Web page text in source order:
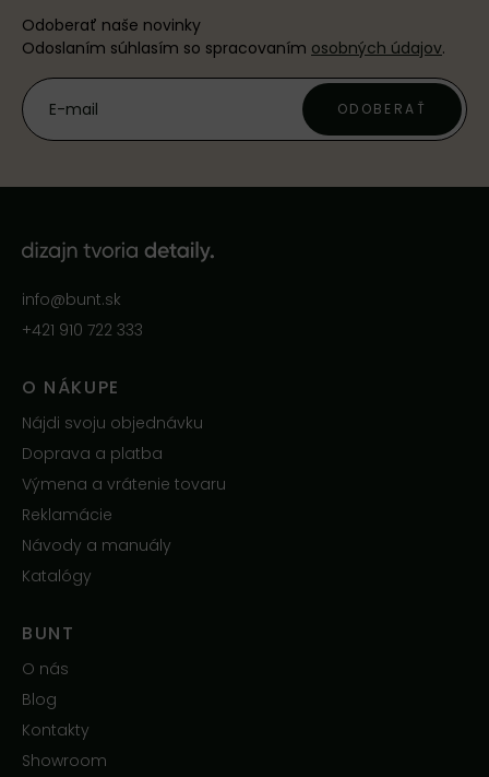
Odoberať naše novinky
Odoslaním súhlasím so spracovaním osobných údajov.
ODOBERAŤ
info@bunt.sk
+421 910 722 333
O NÁKUPE
Nájdi svoju objednávku
Doprava a platba
Výmena a vrátenie tovaru
Reklamácie
Návody a manuály
Katalógy
BUNT
O nás
Blog
Kontakty
Showroom